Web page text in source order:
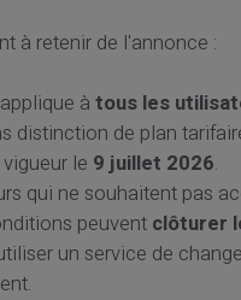
à retenir de l'annonce :
à tous les
distinction de plan
le 9 juillet 2026.
qui ne souhaitent pas
peuvent clôturer
un service de